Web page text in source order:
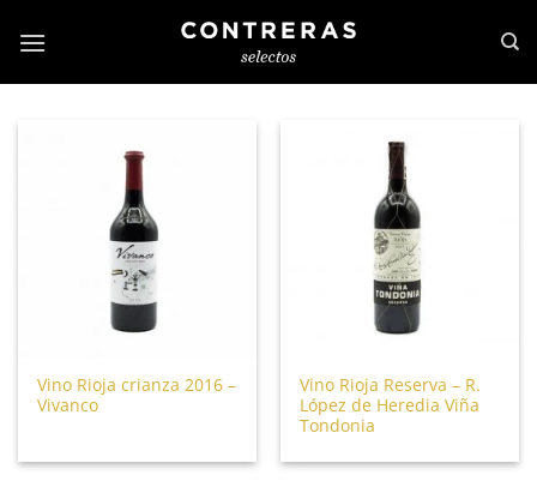
Vino Rioja crianza 2016 –
Vivanco
Vino Rioja Reserva – R.
López de Heredia Viña
Tondonia